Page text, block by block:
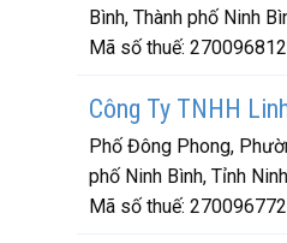
Bình, Thành phố Ninh
Mã số thuế:
Công Ty TNHH
Phố Đông Phong,
phố Ninh Bình, Tỉnh
Mã số thuế: